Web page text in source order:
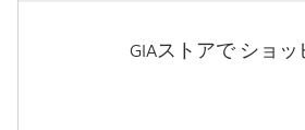
GIAストアで ショ